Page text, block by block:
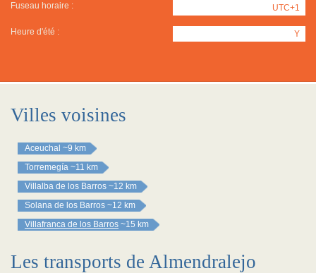
Fuseau horaire : UTC+1
Heure d'été : Y
Villes voisines
Aceuchal ~9 km
Torremegía ~11 km
Villalba de los Barros ~12 km
Solana de los Barros ~12 km
Villafranca de los Barros ~15 km
Les transports de Almendralejo